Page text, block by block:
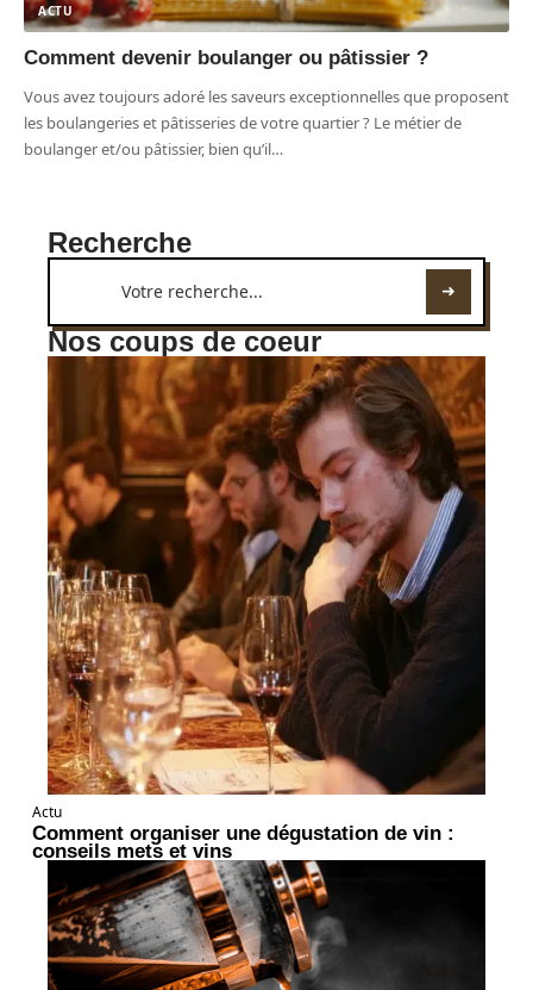
ACTU
Comment devenir boulanger ou pâtissier ?
Vous avez toujours adoré les saveurs exceptionnelles que proposent
les boulangeries et pâtisseries de votre quartier ? Le métier de
boulanger et/ou pâtissier, bien qu’il…
Recherche
Nos coups de coeur
Actu
Comment organiser une dégustation de vin :
conseils mets et vins